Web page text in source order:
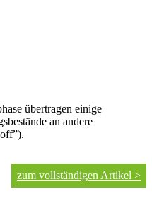
übertragen einige
an andere
zum vollständigen Artikel >